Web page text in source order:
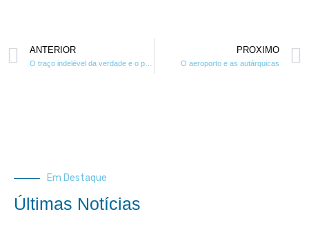
ANTERIOR PROXIMO
O aeroporto e as autárquicas
Em Destaque
Últimas Notícias